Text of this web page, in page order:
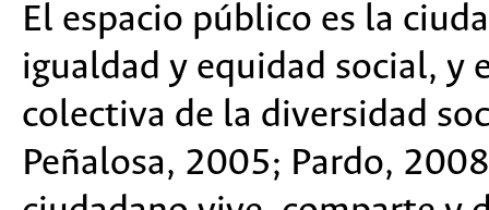
El espacio público es la
igualdad y equidad social, y
colectiva de la diversidad
Peñalosa, 2005; Pardo,